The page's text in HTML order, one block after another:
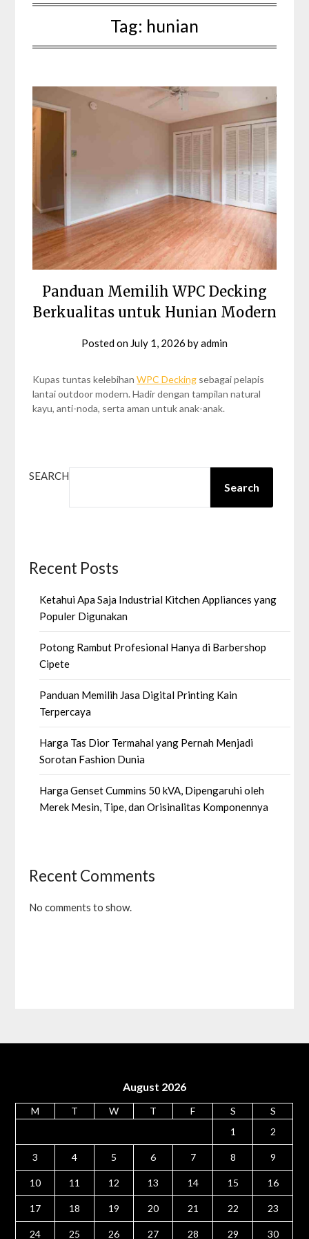
Tag: hunian
Panduan Memilih WPC Decking
Berkualitas untuk Hunian Modern
Posted on July 1, 2026 byadmin
Kupas tuntas kelebihanWPC Decking sebagai pelapis
lantai outdoor modern. Hadir dengan tampilan natural
kayu, anti-noda, serta aman untuk anak-anak.
SEARCH
Search
Recent Posts
Ketahui Apa Saja Industrial Kitchen Appliances yang
Populer Digunakan
Potong Rambut Profesional Hanya di Barbershop
Cipete
Panduan Memilih Jasa Digital Printing Kain
Terpercaya
Harga Tas Dior Termahal yang Pernah Menjadi
Sorotan Fashion Dunia
Harga Genset Cummins 50 kVA, Dipengaruhi oleh
Merek Mesin, Tipe, dan Orisinalitas Komponennya
Recent Comments
No comments to show.
August 2026
M T W T F S
S
1
2
3 4 5 6 7 8 9
10 11 12 13 14 15 16
17 18 19 20 21 22 23
24 25 26 27 28 29 30